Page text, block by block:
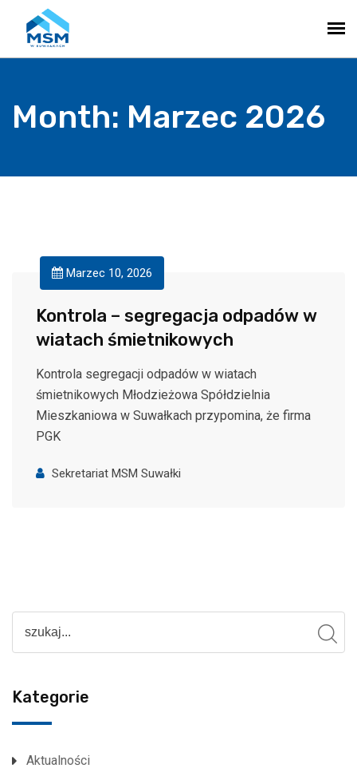
Month: Marzec 2026
Marzec 10, 2026
Kontrola – segregacja odpadów w
wiatach śmietnikowych
Kontrola segregacji odpadów w wiatach
śmietnikowych Młodzieżowa Spółdzielnia
Mieszkaniowa w Suwałkach przypomina, że firma
PGK
Sekretariat MSM Suwałki
Kategorie
Aktualności